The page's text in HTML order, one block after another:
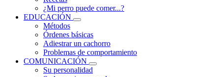
¿Mi perro puede comer...?
EDUCACIÓN
Métodos
Órdenes básicas
Adiestrar un cachorro
Problemas de comportamiento
COMUNICACIÓN
Su personalidad